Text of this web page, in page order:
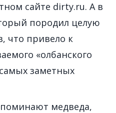
сайте dirty.ru. А в
породил целую
что привело к
«олбанского
заметных
медведа,